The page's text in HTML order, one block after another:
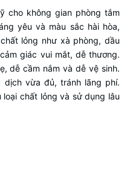
cho không gian phòng tắm
yêu và màu sắc hài hòa,
lỏng như xà phòng, dầu
giác vui mắt, dễ thương.
dễ cầm nắm và dễ vệ sinh.
dịch vừa đủ, tránh lãng phí.
chất lỏng và sử dụng lâu